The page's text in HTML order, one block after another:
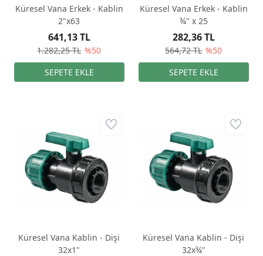
Küresel Vana Erkek - Kablin
2"x63
1.282,25 TL %50
641,13 TL
Küresel Vana Erkek - Kablin
¾" x 25
564,72 TL %50
282,36 TL
Küresel Vana Kablin - Dişi
32x1"
Küresel Vana Kablin - Dişi
32x¾"